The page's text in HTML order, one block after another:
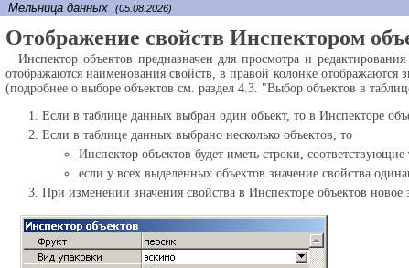
Мельница данных (05.08.2026)
Отображение свойств Инспектором
Инспектор объектов предназначен для просмотра и
отображаются наименования свойств, в правой колонке
(подробнее о выборе объектов см. раздел 4.3. "Выбор объектов в
Если в таблице данных выбран один объект, то в Инспекторе
Если в таблице данных выбрано несколько объектов, то
Инспектор объектов будет иметь строки,
если у всех выделенных объектов значение свойства
При изменении значения свойства в Инспекторе объектов новое